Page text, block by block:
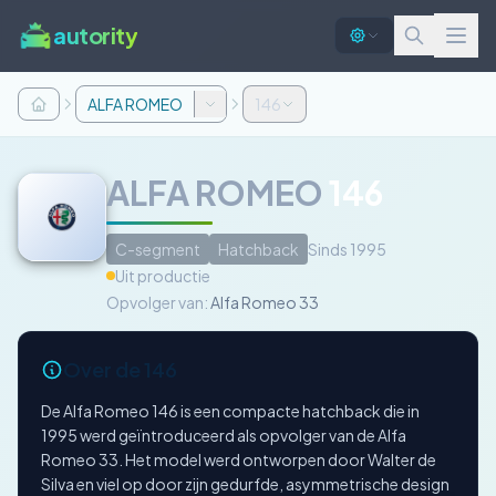
autority
ALFA ROMEO 146
ALFA ROMEO 146
C-segment Hatchback Sinds 1995
Uit productie
Opvolger van:Alfa Romeo 33
De Alfa Romeo 146 is een compacte hatchback die in
1995 werd geïntroduceerd als opvolger van de Alfa
Romeo 33. Het model werd ontworpen door Walter de
Silva en viel op door zijn gedurfde, asymmetrische design